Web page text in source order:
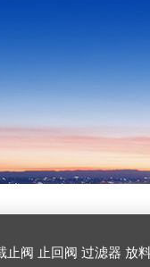
止阀 止回阀 过滤器 放